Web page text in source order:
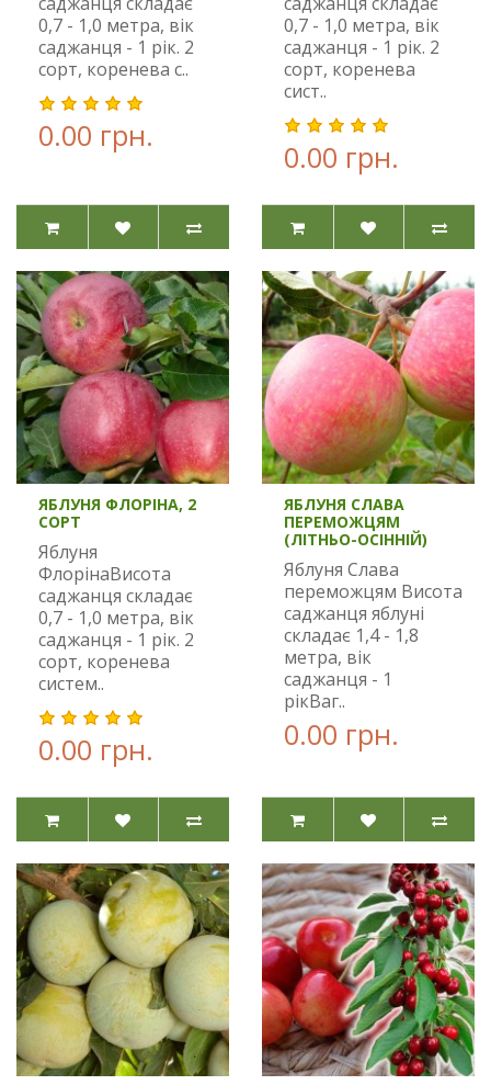
0,7 - 1,0 метра, вік
саджанця - 1 рік. 2
сорт, коренева с..
0.00 грн.
0,7 - 1,0 метра, вік
саджанця - 1 рік. 2
сорт, коренева
сист..
0.00 грн.
ЯБЛУНЯ ФЛОРІНА, 2
СОРТ
Яблуня
ФлорінаВисота
саджанця складає
0,7 - 1,0 метра, вік
саджанця - 1 рік. 2
сорт, коренева
систем..
0.00 грн.
ЯБЛУНЯ СЛАВА
ПЕРЕМОЖЦЯМ
(ЛІТНЬО-ОСІННІЙ)
Яблуня Слава
переможцям Висота
саджанця яблуні
складає 1,4 - 1,8
метра, вік
саджанця - 1
рікВаг..
0.00 грн.